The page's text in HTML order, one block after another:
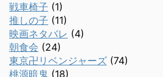
戦車椅子 (1)
推しの子 (11)
映画ネタバレ (4)
朝食会 (24)
東京卍リベンジャーズ (74)
桃源暗鬼 (18)